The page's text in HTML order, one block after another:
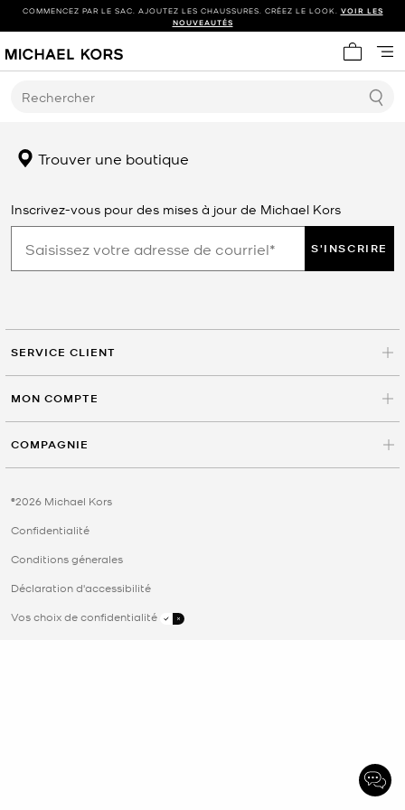
COMMENCEZ PAR LE SAC. AJOUTEZ LES CHAUSSURES. CRÉEZ LE LOOK. VOIR LES
NOUVEAUTÉS
Mon
Rechercher
Trouver une boutique
Inscrivez-vous pour des mises à jour de Michael Kors
S'INSCRIRE
SERVICE CLIENT
MON COMPTE
COMPAGNIE
©2026 Michael Kors
Confidentialité
Conditions génerales
Déclaration d'accessibilité
Vos choix de confidentialité